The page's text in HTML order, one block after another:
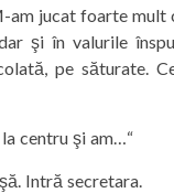
am jucat foarte mult
şi în valurile
pe săturate.
centru şi am…“
Intră secretara.